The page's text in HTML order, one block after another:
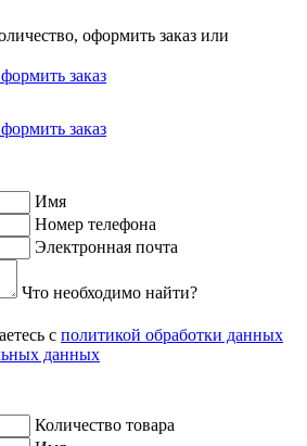
оформить заказ или
заказ
заказ
Имя
Номер телефона
Электронная почта
Что необходимо найти?
с политикой обработки данных
данных
Количество товара